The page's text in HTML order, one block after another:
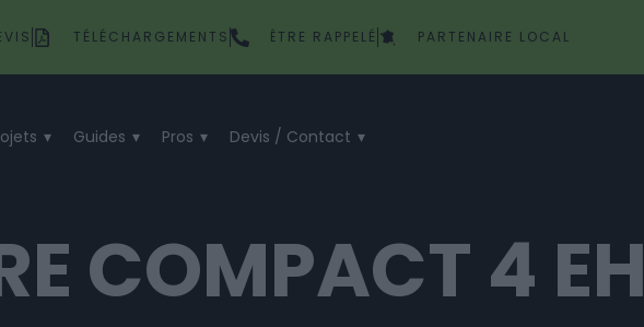
TÉLÉCHARGEMENTS ÊTRE RAPPELÉ PARTENAIRE LOCAL
Guides Pros Devis / Contact
COMPACT 4 EH